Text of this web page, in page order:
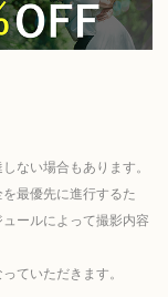
ない場合もあります。
最優先に進行するた
ールによって撮影内容
ていただきます。